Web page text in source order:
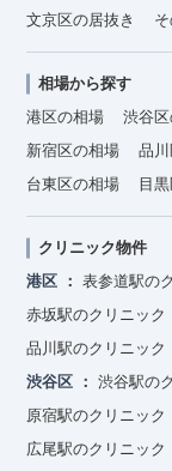
文京区の居抜き
相場から探す
港区の相場
渋谷
新宿区の相場
品
台東区の相場
目
クリニック物件
港区
表参道駅の
赤坂駅のクリニック
品川駅のクリニック
渋谷区
渋谷駅の
原宿駅のクリニック
広尾駅のクリニック